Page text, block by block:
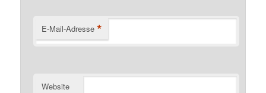
E-Mail-Adresse *
Website